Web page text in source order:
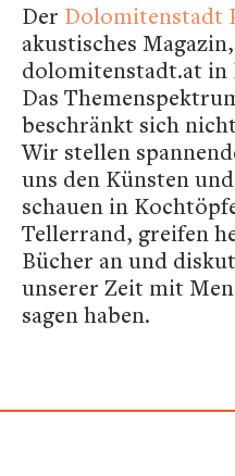
Der Dolomitenstadt
akustisches
dolomitenstadt.at in
Das
beschränkt sich
Wir stellen
uns den Künsten
schauen in
Tellerrand, greifen
Bücher an und
unserer Zeit mit
sagen haben.